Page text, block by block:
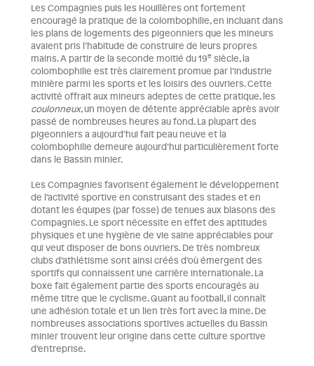
Les Compagnies puis les Houillères ont fortement
encouragé la pratique de la colombophilie, en incluant dans
les plans de logements des pigeonniers que les mineurs
avaient pris l’habitude de construire de leurs propres
mains. A partir de la seconde moitié du 19esiècle, la
colombophilie est très clairement promue par l’industrie
minière parmi les sports et les loisirs des ouvriers. Cette
activité offrait aux mineurs adeptes de cette pratique, les
coulonneux, un moyen de détente appréciable après avoir
passé de nombreuses heures au fond. La plupart des
pigeonniers a aujourd’hui fait peau neuve et la
colombophilie demeure aujourd’hui particulièrement forte
dans le Bassin minier.
Les Compagnies favorisent également le développement
de l’activité sportive en construisant des stades et en
dotant les équipes (par fosse) de tenues aux blasons des
Compagnies. Le sport nécessite en effet des aptitudes
physiques et une hygiène de vie saine appréciables pour
qui veut disposer de bons ouvriers. De très nombreux
clubs d’athlétisme sont ainsi créés d’où émergent des
sportifs qui connaissent une carrière internationale. La
boxe fait également partie des sports encouragés au
même titre que le cyclisme. Quant au football, il connaît
une adhésion totale et un lien très fort avec la mine. De
nombreuses associations sportives actuelles du Bassin
minier trouvent leur origine dans cette culture sportive
d’entreprise.